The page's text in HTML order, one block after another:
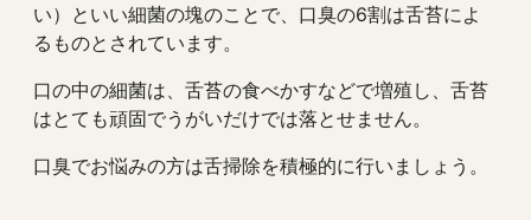
い）といい細菌の塊のことで、口臭の6割は舌苔によ
るものとされています。
口の中の細菌は、舌苔の食べかすなどで増殖し、舌苔
はとても頑固でうがいだけでは落とせません。
口臭でお悩みの方は舌掃除を積極的に行いましょう。